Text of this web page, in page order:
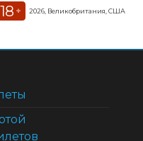
18 + 2026, Великобритания, США